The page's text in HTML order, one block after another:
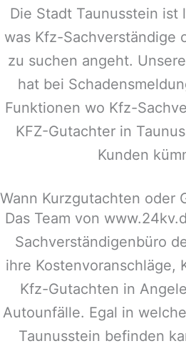
Die Stadt Taunusstein ist
was Kfz-Sachverständige
zu suchen angeht.
hat bei
Funktionen wo Kfz-
KFZ-Gutachter in
Kunden
Wann Kurzgutachten oder
Das Team von
Sachverständigenbüro
ihre Kostenvoranschläge,
Kfz-Gutachten in
Autounfälle. Egal in
Taunusstein befinden